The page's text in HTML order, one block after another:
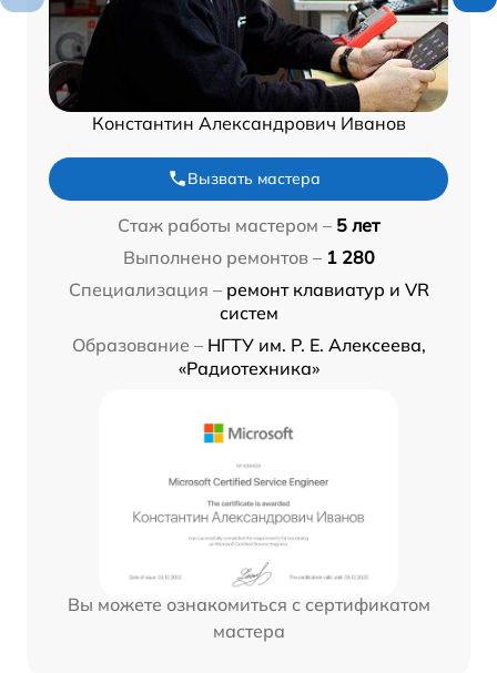
Константин Александрович Иванов
Вызвать мастера
Стаж работы мастером – 5 лет
Выполнено ремонтов – 1 280
Специализация – ремонт клавиатур и VR
систем
Образование – НГТУ им. Р. Е. Алексеева,
«Радиотехника»
Вы можете ознакомиться с сертификатом
мастера